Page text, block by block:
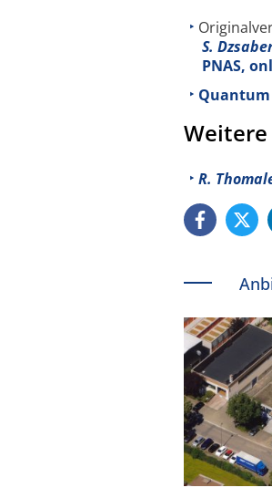
S.
PNAS,
Quantum
R.